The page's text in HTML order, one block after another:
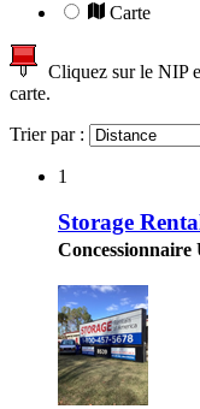
Carte
Cliquez sur le NIP
carte.
Trier par :
1
Storage
Concessionnaire